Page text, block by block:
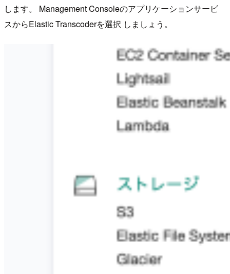
します。 Management Consoleのアプリケーションサービ
スからElastic Transcoderを選択 しましょう。